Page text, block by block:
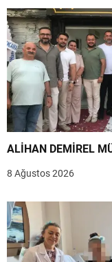
ALİHAN DEMİREL
8 Ağustos 2026